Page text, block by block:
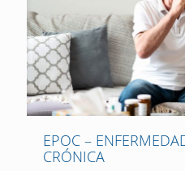
EPOC –
CRÓNICA